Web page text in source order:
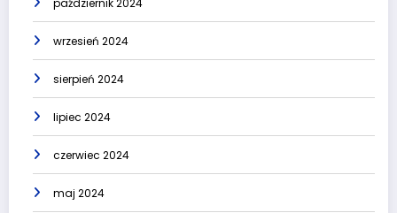
październik 2024
wrzesień 2024
sierpień 2024
lipiec 2024
czerwiec 2024
maj 2024